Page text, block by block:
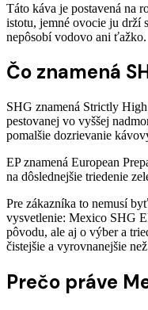
Táto káva je postavená na
istotu, jemné ovocie ju drží
nepôsobí vodovo ani ťažko.
Čo znamená
SHG znamená Strictly
pestovanej vo vyššej
pomalšie dozrievanie
EP znamená European
na dôslednejšie triedenie
Pre zákazníka to nemusí
vysvetlenie: Mexico SHG
pôvodu, ale aj o výber a
čistejšie a vyrovnanejšie
Prečo práve